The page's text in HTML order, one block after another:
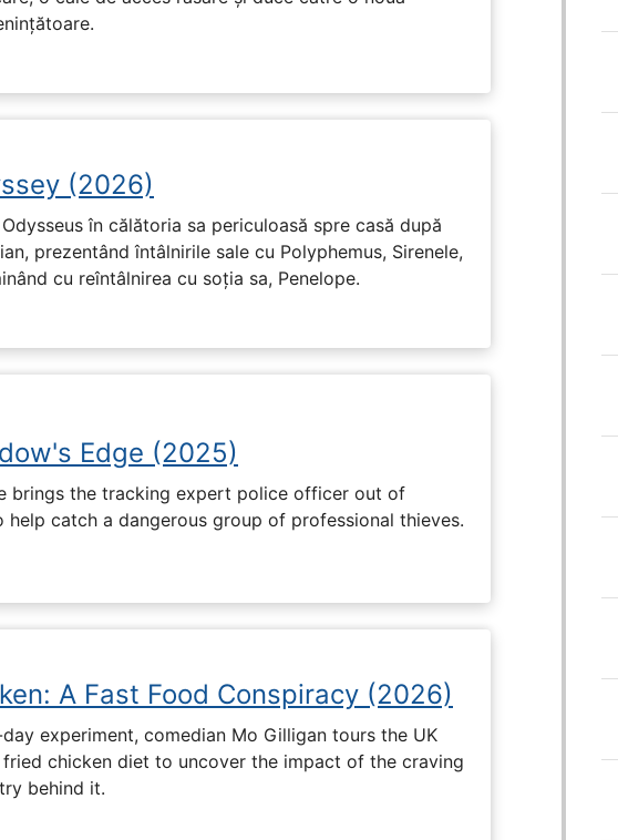
(2026)
în călătoria sa periculoasă spre casă după
prezentând întâlnirile sale cu Polyphemus, Sirenele,
cu reîntâlnirea cu soția sa, Penelope.
Edge (2025)
brings the tracking expert police officer out of
help catch a dangerous group of professional thieves.
A Fast Food Conspiracy (2026)
experiment, comedian Mo Gilligan tours the UK
fried chicken diet to uncover the impact of the craving
behind it.